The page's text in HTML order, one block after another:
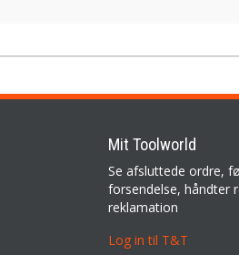
Mit Toolworld
Se afsluttede ordre,
forsendelse, håndter
reklamation
Log in til T&T